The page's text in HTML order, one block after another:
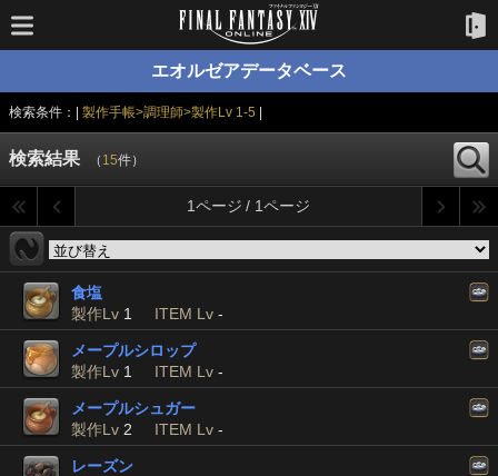
エオルゼアデータベース
検索条件：| 製作手帳>調理師>製作Lv 1-5
検索結果 （ 15件）
1ページ / 1ページ
食塩
製作Lv 1 ITEM Lv -
メープルシロップ
製作Lv 1 ITEM Lv -
メープルシュガー
製作Lv 2 ITEM Lv -
レーズン